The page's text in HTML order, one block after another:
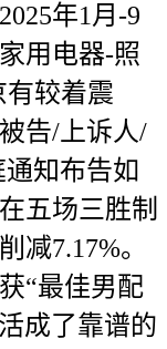
年1月-9
用电器-照
较着震
告/上诉人/
知布告如
五场三胜制
减7.17%。
“最佳男配
成了靠谱的